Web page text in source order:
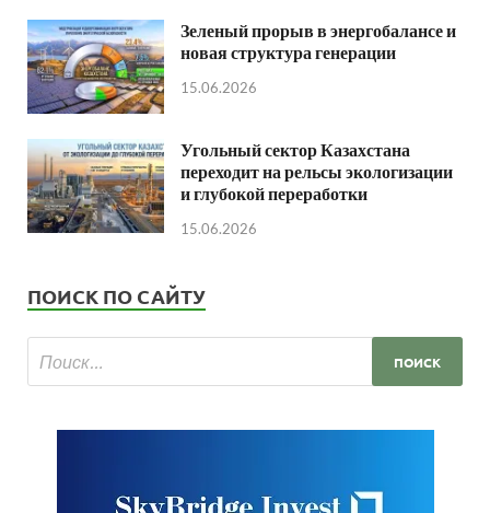
Зеленый прорыв в энергобалансе и
новая структура генерации
15.06.2026
Угольный сектор Казахстана
переходит на рельсы экологизации
и глубокой переработки
15.06.2026
ПОИСК ПО САЙТУ